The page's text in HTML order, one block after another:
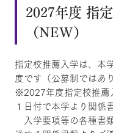
2027年度 指
（NEW）
指定校推薦入学は、本
度です（公募制ではあ
※2027年度指定校推薦
１日付で本学より関係
入学要項等の各種書